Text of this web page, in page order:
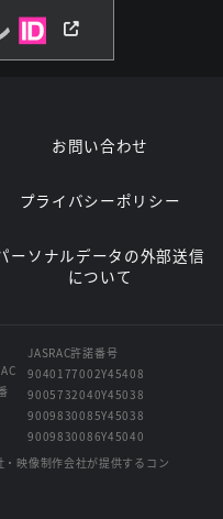
お問い合わせ
プライバシーポリシー
ーソナルデータの外部送信
について
JASRAC許諾番号
9040177002Y45408
9005732040Y45038
9009830085Y45038
9009830086Y45040
映像制作会社が提供するコン